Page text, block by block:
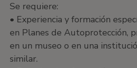
Se requiere:
• Experiencia y formación
en Planes de Autoprotección,
en un museo o en una
similar.